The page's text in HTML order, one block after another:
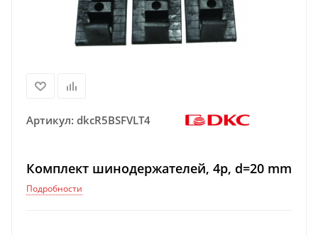
Артикул: dkcR5BSFVLT4
Комплект шинодержателей, 4p, d=20 mm
Подробности